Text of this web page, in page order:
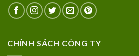
CHÍNH SÁCH CÔNG TY